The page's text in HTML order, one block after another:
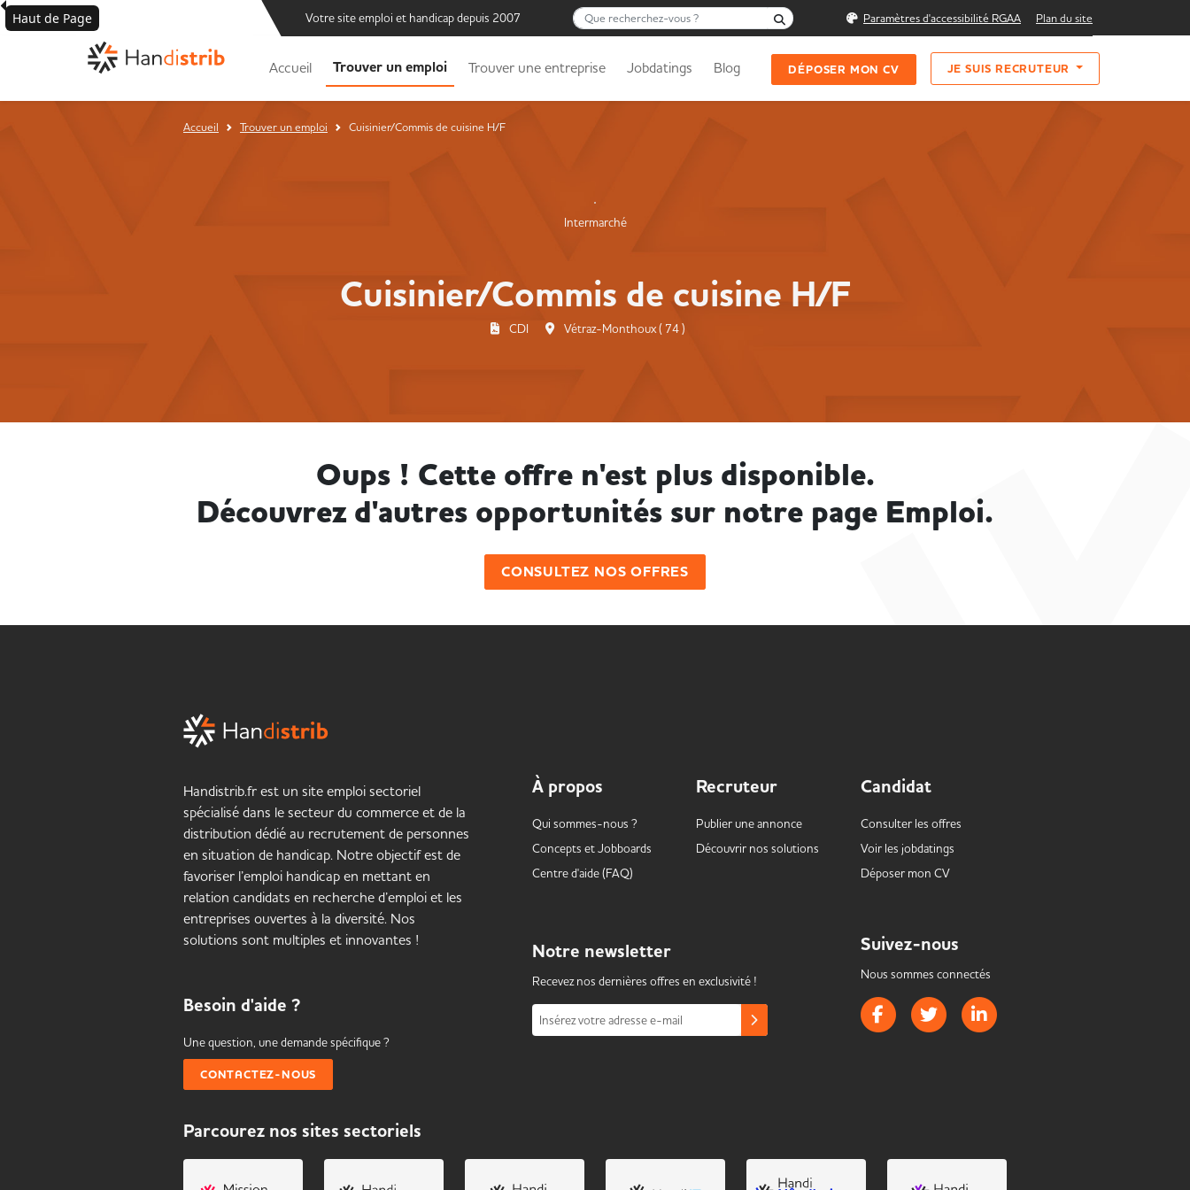
Votre site emploi et handicap depuis 2007 Que recherchez-vous ? Rechercher Paramètres d'accessibilité RGAA Plan du site
Accueil Trouver un emploi Trouver une entreprise Jobdatings Blog DÉPOSER MON CV JE SUIS RECRUTEUR
Accueil Trouver un emploi Cuisinier/Commis de cuisine H/F
Intermarché
Cuisinier/Commis de cuisine H/F
CDI Vétraz-Monthoux ( 74 )
Oups ! Cette offre n'est plus disponible.
Découvrez d'autres opportunités sur notre page Emploi.
CONSULTEZ NOS OFFRES
Handistrib.fr est un site emploi sectoriel
spécialisé dans le secteur du commerce et de la
distribution dédié au recrutement de personnes
en situation de handicap. Notre objectif est de
favoriser l’emploi handicap en mettant en
relation candidats en recherche d’emploi et les
entreprises ouvertes à la diversité. Nos
solutions sont multiples et innovantes !
Besoin d'aide ?
Une question, une demande spécifique ?
CONTACTEZ-NOUS
À propos
Qui sommes-nous ?
Concepts etJobboards
Centre d'aide (FAQ)
Recruteur
Publier une annonce
Découvrir nos solutions
Candidat
Consulter les offres
Voir les jobdatings
Déposer mon CV
Notre newsletter
Recevez nos dernières offres en exclusivité !
Insérez votre adresse e-mail
Suivez-nous
Nous sommes connectés
Page Facebook de Handistrib
Page Twitter de Handistrib
Parcourez nos sites sectoriels
Haut de Page